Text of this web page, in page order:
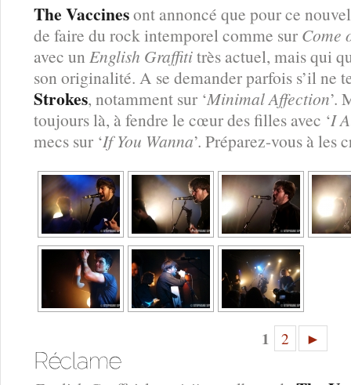
The Vaccinesont annoncé que pour ce
de faire du rock intemporel comme sur Come
avec un English Graffititrès actuel, mais qui
son originalité. A se demander parfois s’il ne
Strokes, notamment sur ‘Minimal Affection’.
toujours là, à fendre le cœur des filles avec ‘I
mecs sur ‘If You Wanna’. Préparez-vous à les
1 2 ►